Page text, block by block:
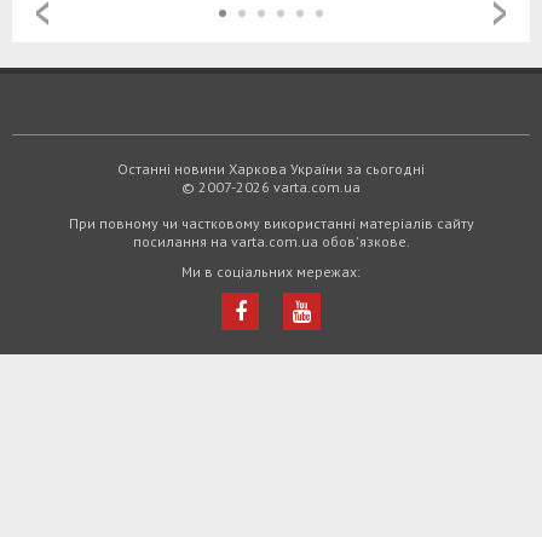
Останні новини Харкова України за сьогодні
© 2007-2026 varta.com.ua
При повному чи частковому використанні матеріалів сайту
посилання на varta.com.ua обов'язкове.
Ми в соціальних мережах: